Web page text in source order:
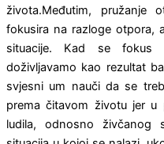
života.Međutim,
fokusira na razloge otpora,
situacije. Kad se fokus
doživljavamo kao rezultat
svjesni um nauči da se
prema čitavom životu jer
ludila, odnosno